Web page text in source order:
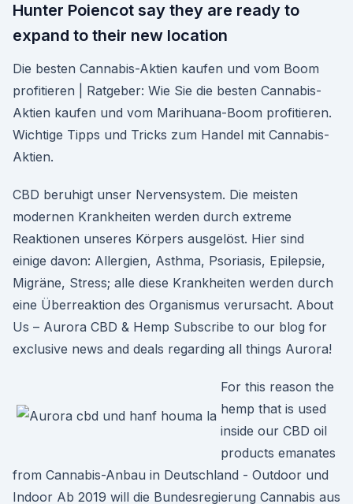
Hunter Poiencot say they are ready to
expand to their new location
Die besten Cannabis-Aktien kaufen und vom Boom
profitieren | Ratgeber: Wie Sie die besten Cannabis-
Aktien kaufen und vom Marihuana-Boom profitieren.
Wichtige Tipps und Tricks zum Handel mit Cannabis-
Aktien.
CBD beruhigt unser Nervensystem. Die meisten
modernen Krankheiten werden durch extreme
Reaktionen unseres Körpers ausgelöst. Hier sind
einige davon: Allergien, Asthma, Psoriasis, Epilepsie,
Migräne, Stress; alle diese Krankheiten werden durch
eine Überreaktion des Organismus verursacht. About
Us – Aurora CBD & Hemp Subscribe to our blog for
exclusive news and deals regarding all things Aurora!
For this reason the
hemp that is used
inside our CBD oil
products emanates
from Cannabis-Anbau in Deutschland - Outdoor und
Indoor Ab 2019 will die Bundesregierung Cannabis aus